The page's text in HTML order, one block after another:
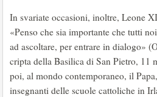
In svariate occasioni, inoltre, Leone
«Penso che sia importante che tutti
ad ascoltare, per entrare in dialogo»
cripta della Basilica di San Pietro, 11
poi, al mondo contemporaneo, il
insegnanti delle scuole cattoliche in